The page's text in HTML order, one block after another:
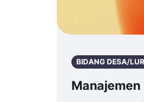
BIDANG DESA/
Manajemen